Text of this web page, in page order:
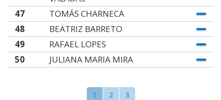
47
TOMÁS CHARNECA
48
BEATRIZ BARRETO
49
RAFAEL LOPES
50
JULIANA MARIA MIRA
1 2 3